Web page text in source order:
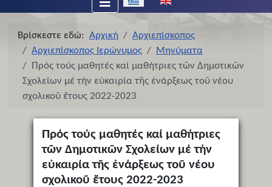
Βρίσκεστε εδώ: Αρχική
Αρχιεπίσκοπος
Αρχιεπίσκοπος Ιερώνυμος
Μηνύματα
Πρός τούς μαθητές καί μαθήτριες τῶν Δημοτικῶν
Σχολείων μέ τήν εὐκαιρία τῆς ἐνάρξεως τοῦ νέου
σχολικοῦ ἔτους 2022-2023
Πρός τούς μαθητές καί μαθήτριες
τῶν Δημοτικῶν Σχολείων μέ τήν
εὐκαιρία τῆς ἐνάρξεως τοῦ νέου
σχολικοῦ ἔτους 2022-2023